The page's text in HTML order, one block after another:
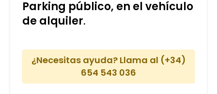
Parking público, en el vehículo
de alquiler.
¿Necesitas ayuda? Llama al (+34)
654 543 036